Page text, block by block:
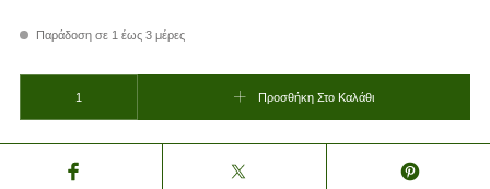
Παράδοση σε 1 έως 3 μέρες
Προσθήκη Στο Καλάθι